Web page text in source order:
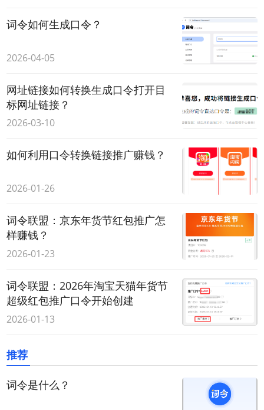
词令如何生成口令？
2026-04-05
网址链接如何转换生成口令打开目
标网址链接？
2026-03-10
如何利用口令转换链接推广赚钱？
2026-01-26
词令联盟：京东年货节红包推广怎
样赚钱？
2026-01-23
词令联盟：2026年淘宝天猫年货节
超级红包推广口令开始创建
2026-01-13
推荐
词令是什么？